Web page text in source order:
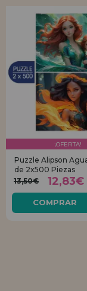
¡OFERTA!
Puzzle Alipson
de 2x500 Piezas
13,50€
12,83€
COMPRAR